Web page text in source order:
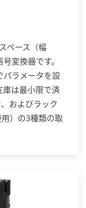
ペース（幅
変換器です。
パラメータを設
庫は最小限で済
およびラック
）の3種類の取